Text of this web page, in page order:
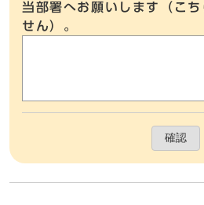
当部署へお願いします（こ
せん）。
確認